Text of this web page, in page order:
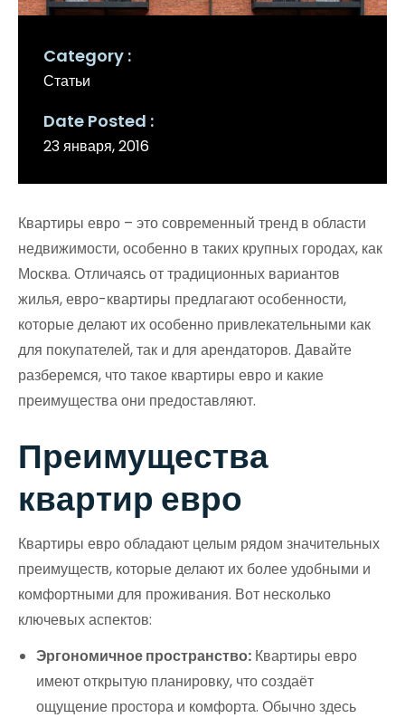
Category
Статьи
Date Posted
23 января, 2016
Квартиры евро – это современный тренд в области
недвижимости, особенно в таких крупных городах, как
Москва. Отличаясь от традиционных вариантов
жилья, евро-квартиры предлагают особенности,
которые делают их особенно привлекательными как
для покупателей, так и для арендаторов. Давайте
разберемся, что такое квартиры евро и какие
преимущества они предоставляют.
Преимущества
квартир евро
Квартиры евро обладают целым рядом значительных
преимуществ, которые делают их более удобными и
комфортными для проживания. Вот несколько
ключевых аспектов:
Эргономичное пространство: Квартиры евро
имеют открытую планировку, что создаёт
ощущение простора и комфорта. Обычно здесь